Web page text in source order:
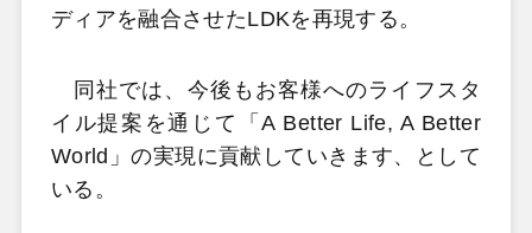
ディアを融合させたLDKを再現する。
同社では、今後もお客様へのライフスタ
イル提案を通じて「A Better Life, A Better
World」の実現に貢献していきます、として
いる。